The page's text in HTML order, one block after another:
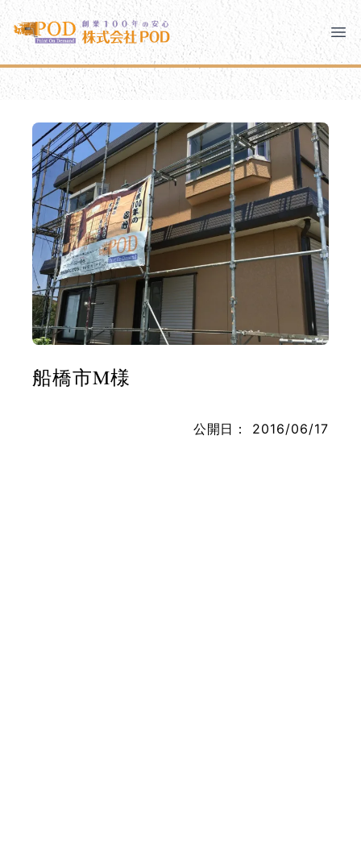
メインコンテンツにスキップ
株式会社ペイント・オン・デマンド
千葉の外壁塗装・屋根塗装なら創業100年の安心 ペイン
株式会社ペイント・オン・デマンド
モバイルメニュー
PODのまちづくり 安心の取り組み
ご相談と流れ よくあるご質問
PODについて
お問い合わせ
船橋市M様
公開日： 2016/06/17